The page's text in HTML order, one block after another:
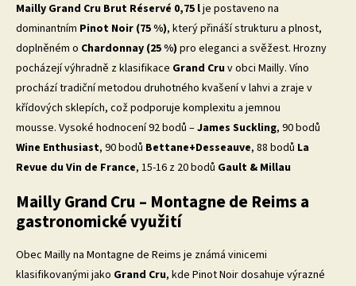
Mailly Grand Cru Brut Réservé 0,75 lje postaveno na
dominantním Pinot Noir (75 %), který přináší strukturu a plnost,
doplněném o Chardonnay (25 %) pro eleganci a svěžest. Hrozny
pocházejí výhradně z klasifikace Grand Cru v obci Mailly. Víno
prochází tradiční metodou druhotného kvašení v lahvi a zraje v
křídových sklepích, což podporuje komplexitu a jemnou
mousse. Vysoké hodnocení 92 bodů –James Suckling, 90 bodů
Wine Enthusiast, 90 bodů Bettane+Desseauve, 88 bodů La
Revue du Vin de France, 15-16 z 20 bodů Gault & Millau
Mailly Grand Cru – Montagne de Reims a
gastronomické využití
Obec Mailly na Montagne de Reims je známá vinicemi
klasifikovanými jako Grand Cru, kde Pinot Noir dosahuje výrazné